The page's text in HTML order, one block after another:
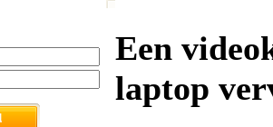
Een
laptop